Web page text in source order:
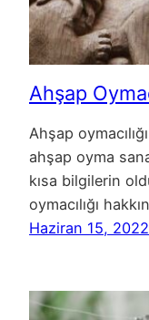
Ahşap
Ahşap
ahşap oyma
kısa bilgilerin
oymacılığı
Haziran 15, 2022